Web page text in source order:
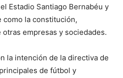
Estadio Santiago Bernabéu y
como la constitución,
empresas y sociedades.
la intención de la directiva de
de fútbol y